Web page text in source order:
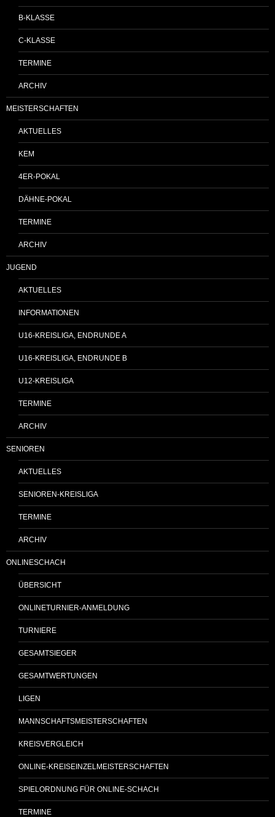
B-KLASSE
C-KLASSE
TERMINE
ARCHIV
MEISTERSCHAFTEN
AKTUELLES
KEM
4ER-POKAL
DÄHNE-POKAL
TERMINE
ARCHIV
JUGEND
AKTUELLES
INFORMATIONEN
U16-KREISLIGA, ENDRUNDE A
U16-KREISLIGA, ENDRUNDE B
U12-KREISLIGA
TERMINE
ARCHIV
SENIOREN
AKTUELLES
SENIOREN-KREISLIGA
TERMINE
ARCHIV
ONLINESCHACH
ÜBERSICHT
ONLINETURNIER-ANMELDUNG
TURNIERE
GESAMTSIEGER
GESAMTWERTUNGEN
LIGEN
MANNSCHAFTSMEISTERSCHAFTEN
KREISVERGLEICH
ONLINE-KREISEINZELMEISTERSCHAFTEN
SPIELORDNUNG FÜR ONLINE-SCHACH
TERMINE